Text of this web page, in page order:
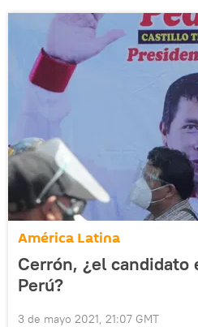
América Latina
Cerrón, ¿el candidato
Perú?
3 de mayo 2021, 21:07 GMT